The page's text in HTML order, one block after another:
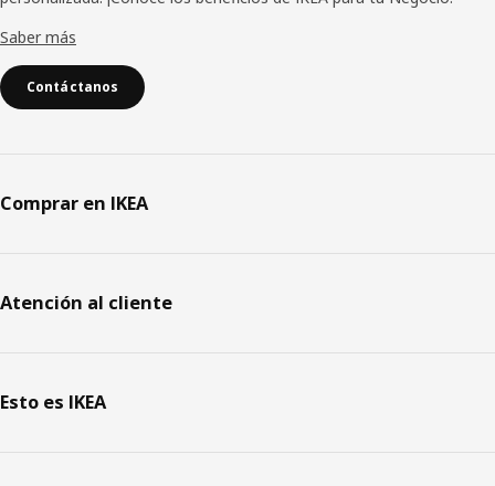
Saber más
Contáctanos
Comprar en IKEA
Atención al cliente
Esto es IKEA